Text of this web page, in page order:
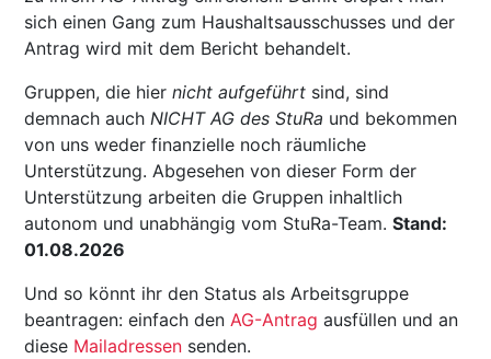
sich einen Gang zum Haushaltsausschusses und der
Antrag wird mit dem Bericht behandelt.
Gruppen, die hiernicht aufgeführt sind, sind
demnach auchNICHT AG des StuRa und bekommen
von uns weder finanzielle noch räumliche
Unterstützung. Abgesehen von dieser Form der
Unterstützung arbeiten die Gruppen inhaltlich
autonom und unabhängig vom StuRa-Team.Stand:
01.08.2026
Und so könnt ihr den Status als Arbeitsgruppe
beantragen: einfach denAG-Antrag ausfüllen und an
diese Mailadressen senden.